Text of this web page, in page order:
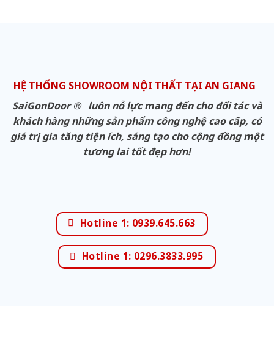
HỆ THỐNG SHOWROOM NỘI THẤT TẠI AN GIANG
SaiGonDoor ® luôn nỗ lực mang đến cho đối tác và
khách hàng những sản phẩm công nghệ cao cấp, có
giá trị gia tăng tiện ích, sáng tạo cho cộng đồng một
tương lai tốt đẹp hơn!
Hotline 1: 0939.645.663
Hotline 1: 0296.3833.995